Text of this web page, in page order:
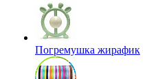
Погремушка жирафик